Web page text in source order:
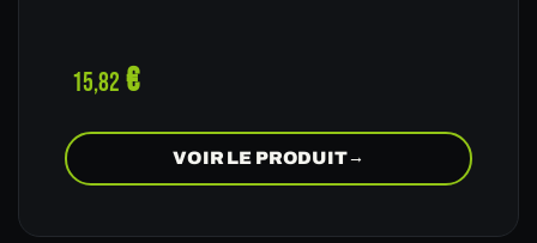
15,82 €
VOIR LE PRODUIT→